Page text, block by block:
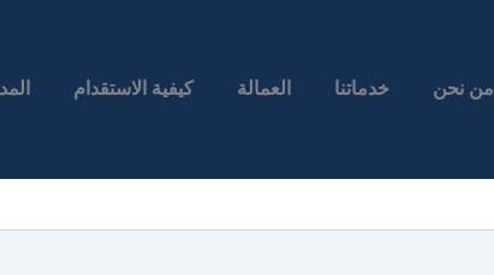
من نحن خدماتنا العمالة كيفية الاستقدام